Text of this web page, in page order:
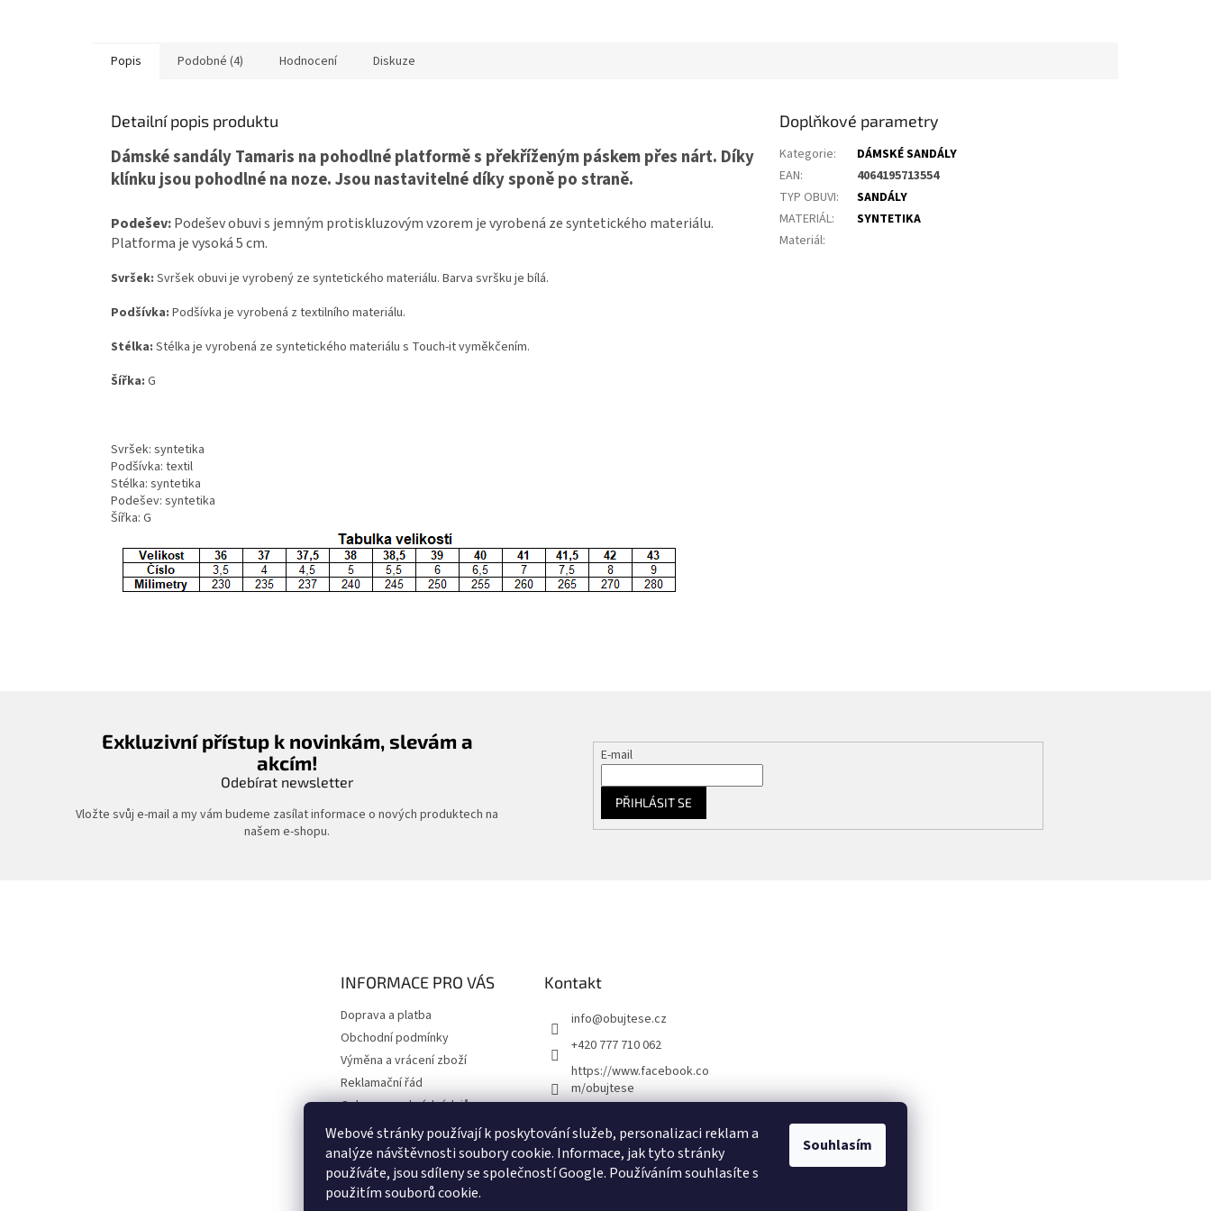
Webové stránky používají k poskytování služeb, personalizaci reklam a
analýze návštěvnosti soubory cookie. Informace, jak tyto stránky
používáte, jsou sdíleny se společností Google. Používáním souhlasíte s
použitím souborů cookie.
Souhlasím
Popis Podobné (4) Hodnocení Diskuze
Detailní popis produktu
Dámské sandály Tamaris na pohodlné platformě s překříženým páskem přes nárt. Díky
klínku jsou pohodlné na noze. Jsou nastavitelné díky sponě po straně.
Podešev:Podešev obuvi s jemným protiskluzovým vzorem je vyrobená ze syntetického materiálu.
Platforma je vysoká 5 cm.
Svršek: Svršek obuvi je vyrobený ze syntetického materiálu. Barva svršku je bílá.
Podšívka: Podšívka je vyrobená z textilního materiálu.
Stélka: Stélka je vyrobená ze syntetického materiálu s Touch-it vyměkčením.
Šířka: G
Svršek: syntetika
Podšívka: textil
Stélka: syntetika
Podešev: syntetika
Šířka: G
Doplňkové parametry
Kategorie:
DÁMSKÉ SANDÁLY
EAN:
4064195713554
TYP OBUVI:
SANDÁLY
MATERIÁL:
SYNTETIKA
Materiál:
Exkluzivní přístup k novinkám, slevám a
akcím!
Odebírat newsletter
Vložte svůj e-mail a my vám budeme zasílat informace o nových produktech na
našem e-shopu.
E-mail
PŘIHLÁSIT SE
INFORMACE PRO VÁS
Doprava a platba
Obchodní podmínky
Výměna a vrácení zboží
Reklamační řád
Ochrana osobních údajů
Kontakty
O nás
Péče a údržba obuvi
Kontakt
info@obujtese.cz
+420 777 710 062
https://www.facebook.co
m/obujtese